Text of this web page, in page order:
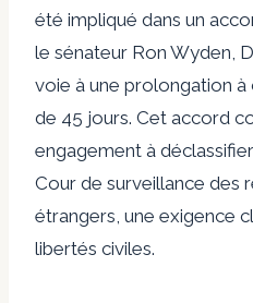
été impliqué dans un
le sénateur Ron Wyden,
voie à une prolongation à
de 45 jours. Cet accord
engagement à
Cour de surveillance des
étrangers, une exigence
libertés civiles.